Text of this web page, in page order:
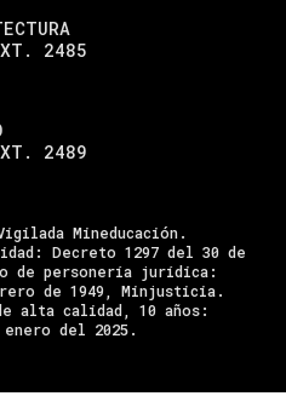
2485
2489
Mineducación.
Decreto 1297 del 30 de
de personería jurídica:
de 1949, Minjusticia.
alta calidad, 10 años:
enero del 2025.